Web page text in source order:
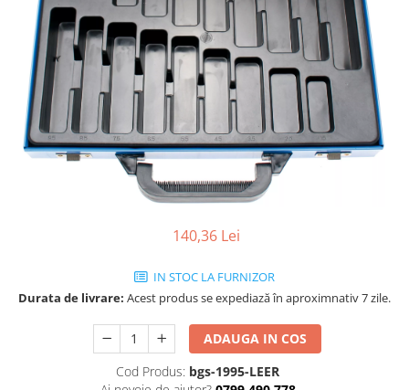
140,36 Lei
IN STOC LA FURNIZOR
Durata de livrare: Acest produs se expediază în aproximnativ 7 zile.
ADAUGA IN COS
Cod Produs: bgs-1995-LEER